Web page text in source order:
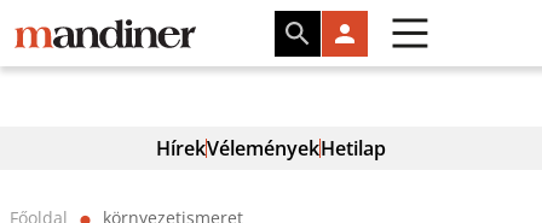
HírekVéleményekHetilap
Főoldal ⬤ környezetismeret